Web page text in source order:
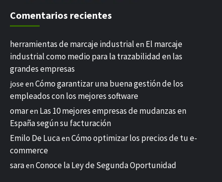
Comentarios recientes
herramientas de marcaje industrial en El marcaje
industrial como medio para la trazabilidad en las
grandes empresas
jose en Cómo garantizar una buena gestión de los
empleados con los mejores software
omaren Las 10 mejores empresas de mudanzas en
España según su facturación
Emilo De Lucaen Cómo optimizar los precios de tu e-
commerce
saraen Conoce la Ley de Segunda Oportunidad